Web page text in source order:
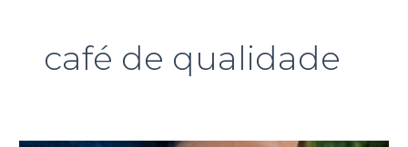
café de qualidade